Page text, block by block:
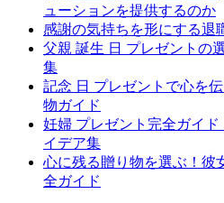
ューションを提供するのか
感謝の気持ちを形にする退
父親 誕生 日 プレゼントの
集
記念 日 プレゼントで心を
物ガイド
妊婦 プレゼント完全ガイ
イデア集
心に残る贈り物を選ぶ！彼
全ガイド